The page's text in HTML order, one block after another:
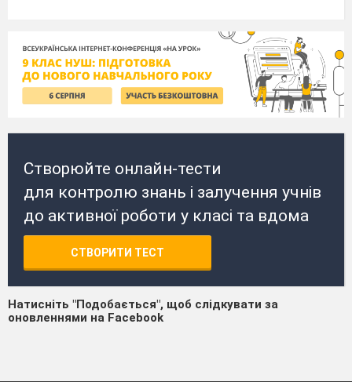
Створюйте онлайн-тести
для контролю знань і залучення учнів
до активної роботи у класі та вдома
СТВОРИТИ ТЕСТ
Натисніть "Подобається", щоб слідкувати за
оновленнями на Facebook